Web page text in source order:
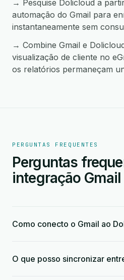
→ Pesquise Dolicloud a
automação do Gmail para
instantaneamente sem
→ Combine Gmail e
visualização de cliente no
os relatórios permaneçam
PERGUNTAS FREQUENTES
Perguntas
integração
Como conecto o Gmail ao
O que posso sincronizar